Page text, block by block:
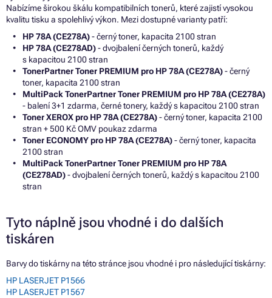
Nabízíme širokou škálu kompatibilních tonerů, které zajistí vysokou
kvalitu tisku a spolehlivý výkon. Mezi dostupné varianty patří:
HP 78A (CE278A)- černý toner, kapacita 2100 stran
HP 78A (CE278AD)- dvojbalení černých tonerů, každý
s kapacitou 2100 stran
TonerPartner Toner PREMIUM pro HP 78A (CE278A)- černý
toner, kapacita 2100 stran
MultiPack TonerPartner Toner PREMIUM pro HP 78A (CE278A)
- balení 3+1 zdarma, černé tonery, každý s kapacitou 2100 stran
Toner XEROX pro HP 78A (CE278A)- černý toner, kapacita 2100
stran + 500 Kč OMV poukaz zdarma
Toner ECONOMY pro HP 78A (CE278A)- černý toner, kapacita
2100 stran
MultiPack TonerPartner Toner PREMIUM pro HP 78A
(CE278AD)- dvojbalení černých tonerů, každý s kapacitou 2100
stran
Tyto náplně jsou vhodné i do dalších
tiskáren
Barvy do tiskárny na této stránce jsou vhodné i pro následující tiskárny:
HP LASERJET P1566
HP LASERJET P1567